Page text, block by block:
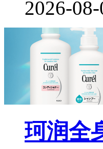
2026-08-
珂润全